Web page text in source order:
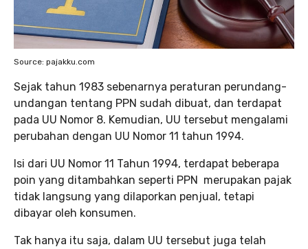
Source: pajakku.com
Sejak tahun 1983 sebenarnya peraturan perundang-
undangan tentang PPN sudah dibuat, dan terdapat
pada UU Nomor 8. Kemudian, UU tersebut mengalami
perubahan dengan UU Nomor 11 tahun 1994.
Isi dari UU Nomor 11 Tahun 1994, terdapat beberapa
poin yang ditambahkan seperti PPN merupakan pajak
tidak langsung yang dilaporkan penjual, tetapi
dibayar oleh konsumen.
Tak hanya itu saja, dalam UU tersebut juga telah